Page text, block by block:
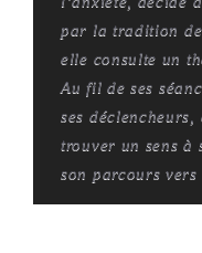
par la tradition de
elle consulte un
Au fil de ses
ses déclencheurs,
trouver un sens à
son parcours